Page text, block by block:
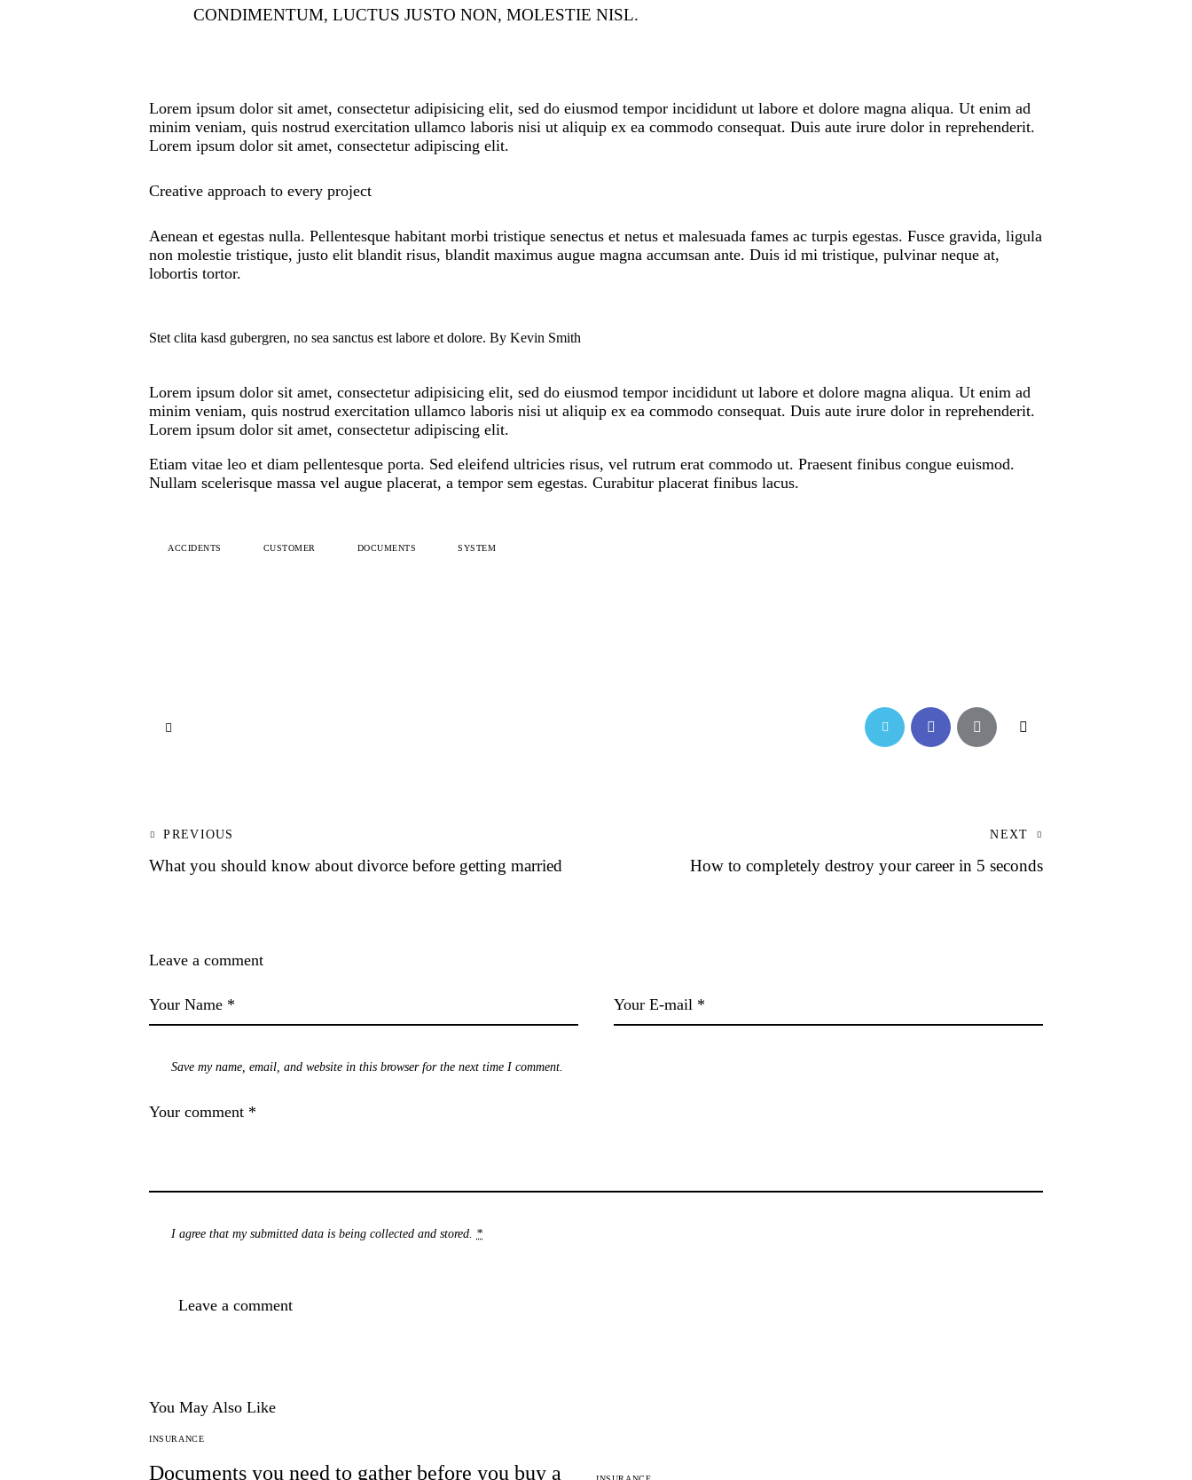
CONDIMENTUM, LUCTUS JUSTO NON, MOLESTIE NISL.
Lorem ipsum dolor sit amet, consectetur adipisicing elit, sed do eiusmod tempor incididunt ut labore et dolore magna aliqua. Ut enim ad
minim veniam, quis nostrud exercitation ullamco laboris nisi ut aliquip ex ea commodo consequat. Duis aute irure dolor in reprehenderit.
Lorem ipsum dolor sit amet, consectetur adipiscing elit.
Creative approach to every project
Aenean et egestas nulla. Pellentesque habitant morbi tristique senectus et netus et malesuada fames ac turpis egestas. Fusce gravida, ligula
non molestie tristique, justo elit blandit risus, blandit maximus augue magna accumsan ante. Duis id mi tristique, pulvinar neque at,
lobortis tortor.
Stet clita kasd gubergren, no sea sanctus est labore et dolore. By Kevin Smith
Lorem ipsum dolor sit amet, consectetur adipisicing elit, sed do eiusmod tempor incididunt ut labore et dolore magna aliqua. Ut enim ad
minim veniam, quis nostrud exercitation ullamco laboris nisi ut aliquip ex ea commodo consequat. Duis aute irure dolor in reprehenderit.
Lorem ipsum dolor sit amet, consectetur adipiscing elit.
Etiam vitae leo et diam pellentesque porta. Sed eleifend ultricies risus, vel rutrum erat commodo ut. Praesent finibus congue euismod.
Nullam scelerisque massa vel augue placerat, a tempor sem egestas. Curabitur placerat finibus lacus.
ACCIDENTS CUSTOMER DOCUMENTS SYSTEM
PREVIOUS
What you should know about divorce before getting married
NEXT
How to completely destroy your career in 5 seconds
Leave a comment
Save my name, email, and website in this browser for the next time I comment.
I agree that my submitted data is beingcollected and stored *
You May Also Like
INSURANCE
Documents you need to gather before you buy a